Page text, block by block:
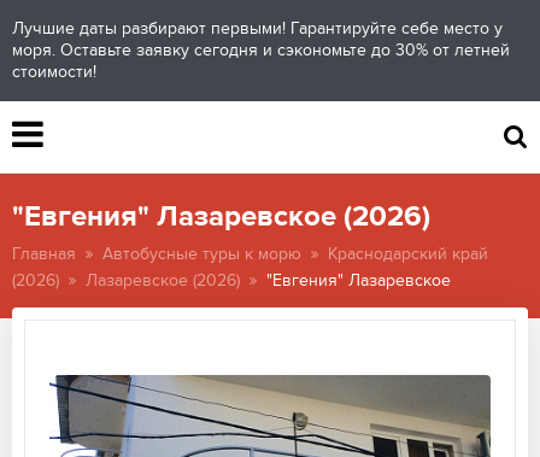
Лучшие даты разбирают первыми! Гарантируйте себе место у
моря. Оставьте заявку сегодня и сэкономьте до 30% от летней
стоимости!
"Евгения" Лазаревское (2026)
Главная Автобусные туры к морю
Краснодарский край
(2026)
Лазаревское (2026) "Евгения" Лазаревское